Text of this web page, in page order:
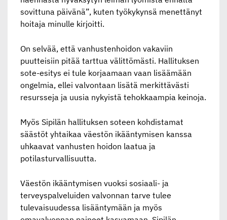
sovittuna päivänä”, kuten työkykynsä menettänyt
hoitaja minulle kirjoitti.
On selvää, että vanhustenhoidon vakaviin
puutteisiin pitää tarttua välittömästi. Hallituksen
sote-esitys ei tule korjaamaan vaan lisäämään
ongelmia, ellei valvontaan lisätä merkittävästi
resursseja ja uusia nykyistä tehokkaampia keinoja.
Myös Sipilän hallituksen soteen kohdistamat
säästöt yhtaikaa väestön ikääntymisen kanssa
uhkaavat vanhusten hoidon laatua ja
potilasturvallisuutta.
Väestön ikääntymisen vuoksi sosiaali- ja
terveyspalveluiden valvonnan tarve tulee
tulevaisuudessa lisääntymään ja myös